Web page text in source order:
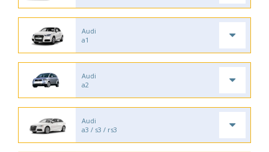
Audi
a1
Audi
a2
Audi
a3 / s3 / rs3